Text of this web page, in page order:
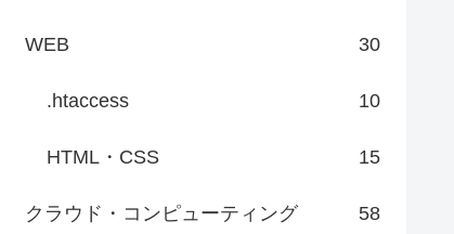
WEB 30
.htaccess 10
HTML・CSS 15
クラウド・コンピューティング 58